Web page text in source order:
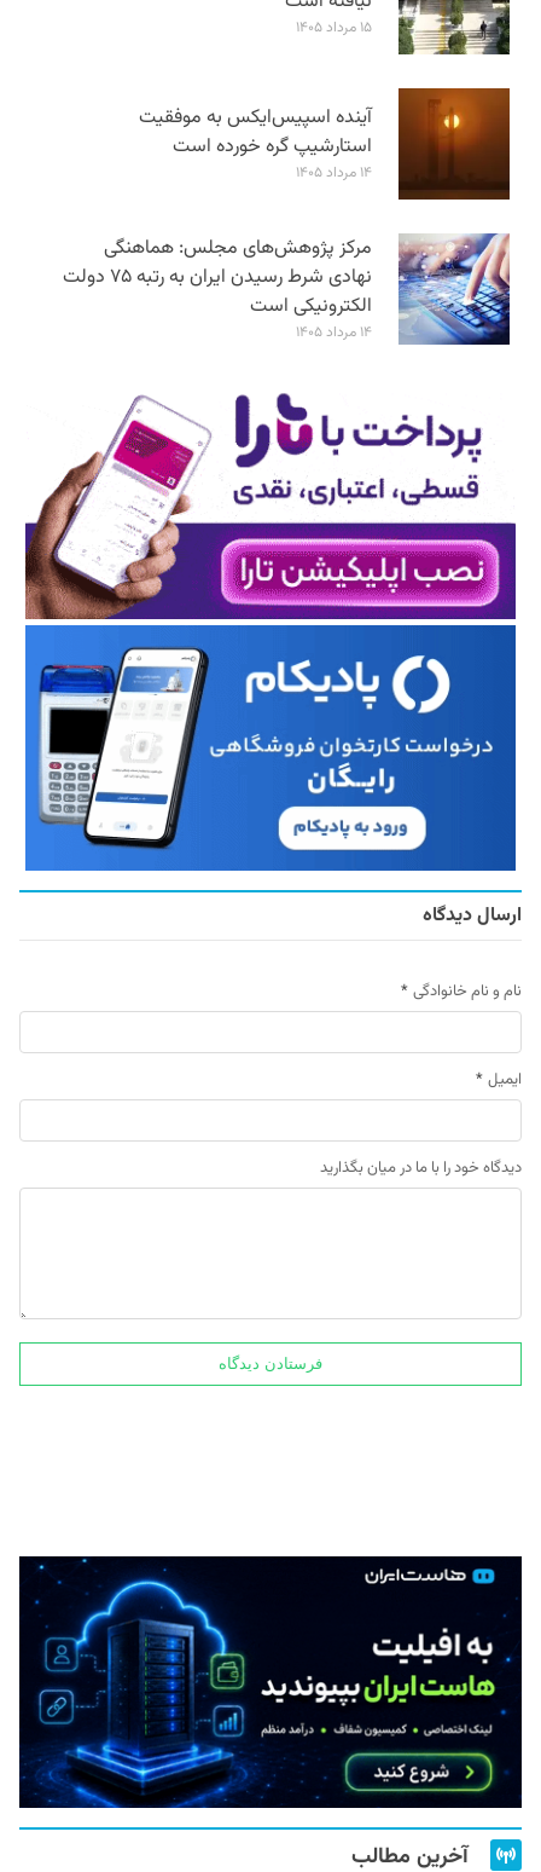
۱۵ مرداد ۱۴۰۵
آینده اسپیس‌ایکس به موفقیت
استارشیپ گره خورده است
۱۴ مرداد ۱۴۰۵
مرکز پژوهش‌های مجلس: هماهنگی
نهادی شرط رسیدن ایران به رتبه ۷۵ دولت
الکترونیکی است
۱۴ مرداد ۱۴۰۵
ارسال دیدگاه
نام و نام خانوادگی *
ایمیل *
دیدگاه خود را با ما در میان بگذارید
آخرین مطالب